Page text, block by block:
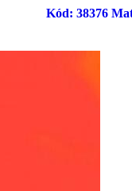
Kód: 38376